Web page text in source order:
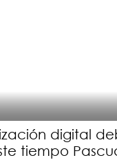
digital
tiempo